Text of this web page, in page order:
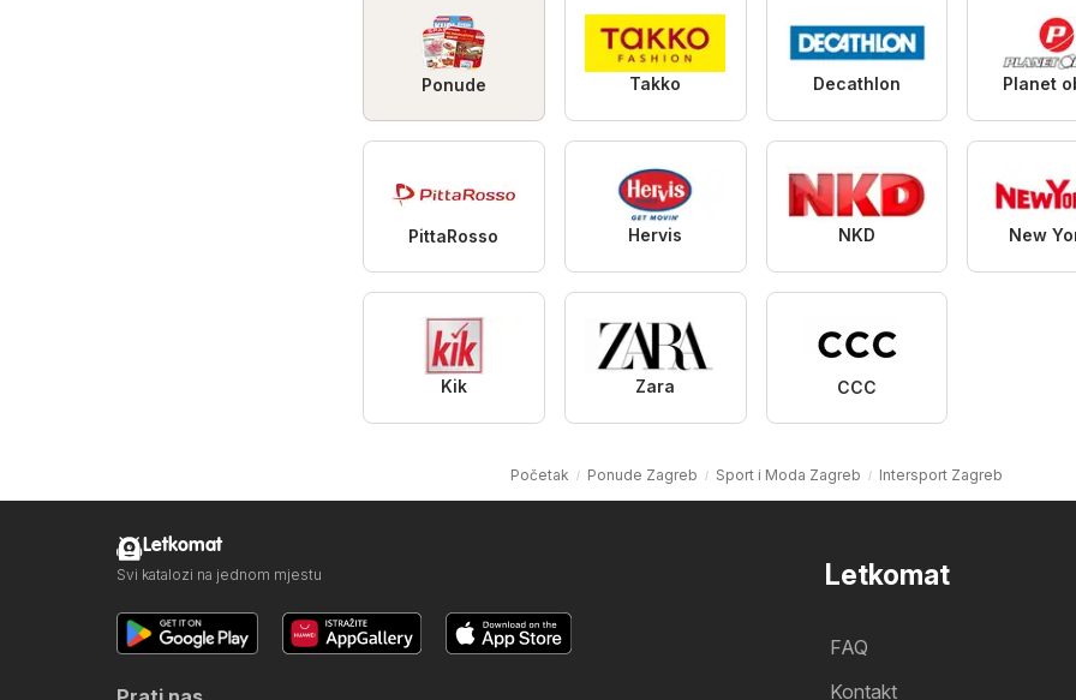
Ponude Takko Decathlon Planet
PittaRosso Hervis NKD New
Kik Zara CCC
Početak Ponude Zagreb Sport i Moda Zagreb Intersport Zagreb
Letkomat
FAQ
Kontakt
Letkomat
Svi katalozi na jednom mjestu